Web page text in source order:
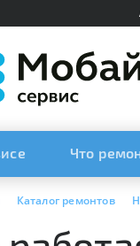
Что
Каталог ремонтов